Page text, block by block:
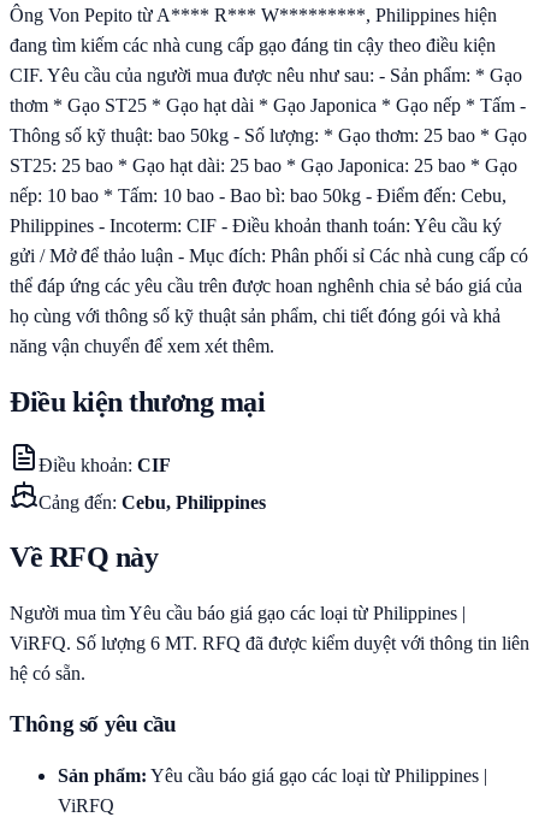
Ông Von Pepito từ A**** R*** W*********, Philippines hiện
đang tìm kiếm các nhà cung cấp gạo đáng tin cậy theo điều kiện
CIF. Yêu cầu của người mua được nêu như sau: - Sản phẩm: * Gạo
thơm * Gạo ST25 * Gạo hạt dài * Gạo Japonica * Gạo nếp * Tấm -
Thông số kỹ thuật: bao 50kg - Số lượng: * Gạo thơm: 25 bao * Gạo
ST25: 25 bao * Gạo hạt dài: 25 bao * Gạo Japonica: 25 bao * Gạo
nếp: 10 bao * Tấm: 10 bao - Bao bì: bao 50kg - Điểm đến: Cebu,
Philippines - Incoterm: CIF - Điều khoản thanh toán: Yêu cầu ký
gửi / Mở để thảo luận - Mục đích: Phân phối sỉ Các nhà cung cấp có
thể đáp ứng các yêu cầu trên được hoan nghênh chia sẻ báo giá của
họ cùng với thông số kỹ thuật sản phẩm, chi tiết đóng gói và khả
năng vận chuyển để xem xét thêm.
Điều kiện thương mại
Điều khoản: CIF
Cảng đến: Cebu, Philippines
Về RFQ này
Người mua tìm Yêu cầu báo giá gạo các loại từ Philippines |
ViRFQ. Số lượng 6 MT. RFQ đã được kiểm duyệt với thông tin liên
hệ có sẵn.
Thông số yêu cầu
Sản phẩm: Yêu cầu báo giá gạo các loại từ Philippines |
ViRFQ